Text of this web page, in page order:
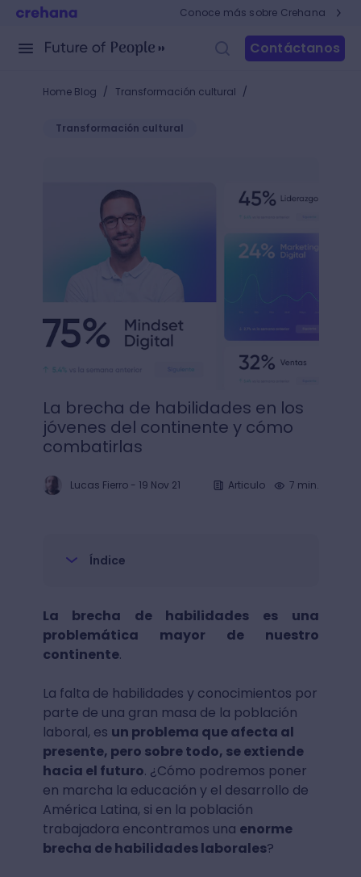
Conoce más sobre Crehana
Contáctanos
Home Blog / Transformación cultural /
Transformación cultural
La brecha de habilidades en los
jóvenes del continente y cómo
combatirlas
Lucas Fierro- 19 Nov 21 Articulo 7 min.
Índice
La brecha de habilidades es una
problemática mayor de nuestro
continente.
La falta de habilidades y conocimientos por
parte de una gran masa de la población
laboral, es un problema que afecta al
presente, pero sobre todo, se extiende
hacia el futuro. ¿Cómo podremos poner
en marcha la educación y el desarrollo de
América Latina, si en la población
trabajadora encontramos una enorme
brecha de habilidades laborales?